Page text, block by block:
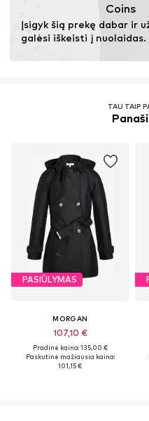
Coins
Įsigyk šią prekę dabar ir
galėsi iškeisti į nuolaidas.
TAU TAIP
PASIŪLYMAS
MORGAN
107,10 €
Pradinė kaina: 135,00 €
Paskutinė mažiausia kaina:
101,15 €